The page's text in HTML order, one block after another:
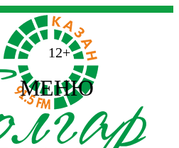
12+
МЕНЮ